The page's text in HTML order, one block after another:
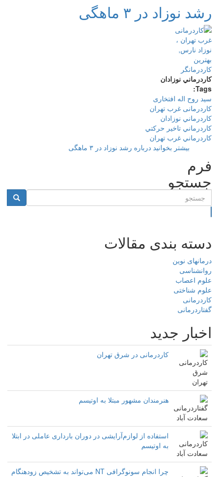
رشد نوزاد در ۳ ماهگی
كاردرماني نوزادان
Tags:
سید روح اله افتخاری
کاردرمانی غرب تهران
كاردرماني نوزادان
كاردرماني تاخير حركتي
كاردرماني غرب تهران
بیشتر بخوانید درباره رشد نوزاد در ۳ ماهگی
فرم
جستجو
دسته بندی مقالات
درمانهای نوین
روانشناسی
علوم اعصاب
علوم شناختی
کاردرمانی
گفتاردرمانی
اخبار جدید
کاردرمانی در شرق تهران
هنرمندان مشهور مبتلا به اوتیسم
استفاده از لوازم‌آرایشی در دوران بارداری عاملی در ابتلا
به اوتیسم
چرا انجام سونوگرافی NT می‌تواند به تشخیص زودهنگام